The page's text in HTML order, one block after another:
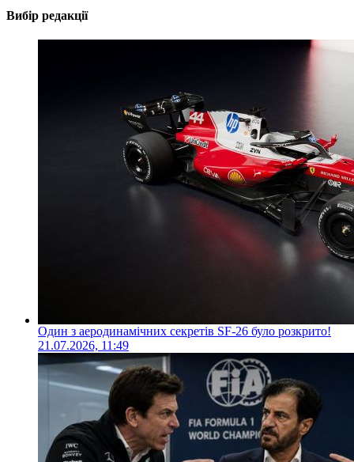
Вибір редакції
Один з аеродинамічних секретів SF-26 було розкрито!
21.07.2026, 11:49